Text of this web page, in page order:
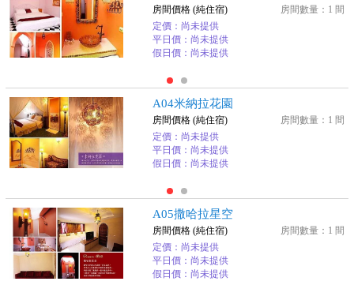
房間數量：1 間
房間價格 (純住宿)
定價：尚未提供
平日價：尚未提供
假日價：尚未提供
A04米納拉花園
房間數量：1 間
房間價格 (純住宿)
定價：尚未提供
平日價：尚未提供
假日價：尚未提供
A05撒哈拉星空
房間數量：1 間
房間價格 (純住宿)
定價：尚未提供
平日價：尚未提供
假日價：尚未提供